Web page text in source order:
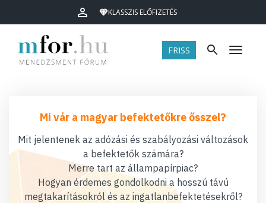
KLASSZIS ELŐFIZETÉS
FRISS Menü
Mi vár a magyar befektetőkre ősszel?
Mit jelentenek az adózási és szabályozási változások
a befektetők számára?
Merre tart az állampapírpiac?
Hogyan érdemes gondolkodni a hosszú távú
megtakarításokról és az ingatlanbefektetésekről?